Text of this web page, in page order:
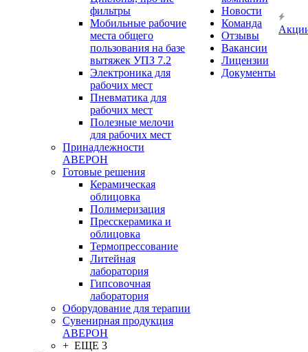
фильтры
Мобильные рабочие
места общего
пользования на базе
вытяжек УПЗ 7.2
Электроника для
рабочих мест
Пневматика для
рабочих мест
Полезные мелочи
для рабочих мест
Принадлежности
АВЕРОН
Готовые решения
Керамическая
облицовка
Полимеризация
Пресскерамика и
облицовка
Термопрессование
Литейная
лаборатория
Гипсовочная
лаборатория
Оборудование для терапии
Сувенирная продукция
АВЕРОН
+ ЕЩЕ 3
Новости
Команда
Отзывы
Вакансии
Лицензии
Документы